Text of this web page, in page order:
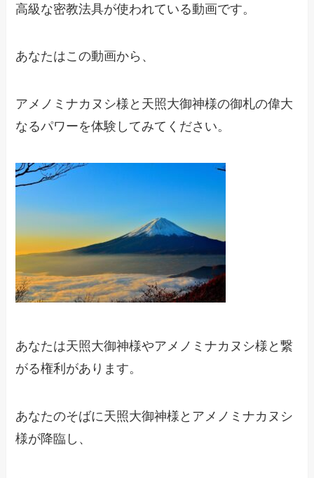
高級な密教法具が使われている動画です。
あなたはこの動画から、
アメノミナカヌシ様と天照大御神様の御札の偉大
なるパワーを体験してみてください。
あなたは天照大御神様やアメノミナカヌシ様と繋
がる権利があります。
あなたのそばに天照大御神様とアメノミナカヌシ
様が降臨し、